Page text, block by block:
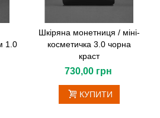
1.0
Шкіряна монетниця / міні-
косметичка 3.0 чорна
краст
730,00 грн
КУПИТИ